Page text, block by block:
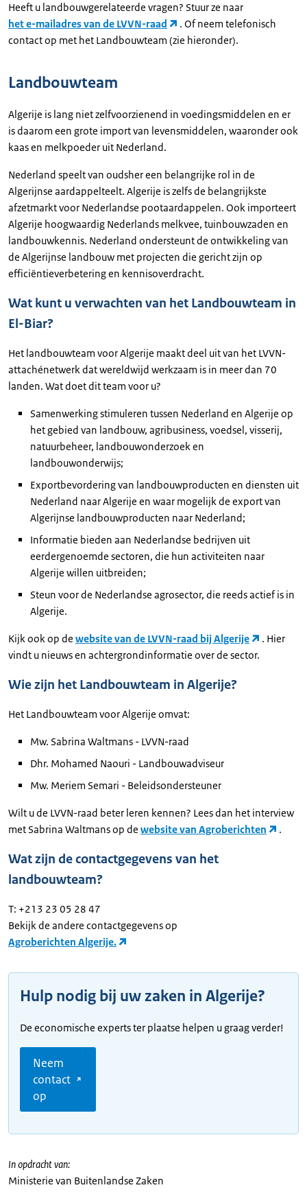
Heeft u landbouwgerelateerde vragen? Stuur ze naar
het e-mailadres van de LVVN-raad
. Of neem telefonisch
contact op met het Landbouwteam (zie hieronder).
Landbouwteam
Algerije is lang niet zelfvoorzienend in voedingsmiddelen en er
is daarom een grote import van levensmiddelen, waaronder ook
kaas en melkpoeder uit Nederland.
Nederland speelt van oudsher een belangrijke rol in de
Algerijnse aardappelteelt. Algerije is zelfs de belangrijkste
afzetmarkt voor Nederlandse pootaardappelen. Ook importeert
Algerije hoogwaardig Nederlands melkvee, tuinbouwzaden en
landbouwkennis. Nederland ondersteunt de ontwikkeling van
de Algerijnse landbouw met projecten die gericht zijn op
efficiëntieverbetering en kennisoverdracht.
Wat kunt u verwachten van het Landbouwteam in
El-Biar?
Het landbouwteam voor Algerije maakt deel uit van het LVVN-
attachénetwerk dat wereldwijd werkzaam is in meer dan 70
landen. Wat doet dit team voor u?
Samenwerking stimuleren tussen Nederland en Algerije op
het gebied van landbouw, agribusiness, voedsel, visserij,
natuurbeheer, landbouwonderzoek en
landbouwonderwijs;
Exportbevordering van landbouwproducten en diensten uit
Nederland naar Algerije en waar mogelijk de export van
Algerijnse landbouwproducten naar Nederland;
Informatie bieden aan Nederlandse bedrijven uit
eerdergenoemde sectoren, die hun activiteiten naar
Algerije willen uitbreiden;
Steun voor de Nederlandse agrosector, die reeds actief is in
Algerije.
Kijk ook op de website van de LVVN-raad bij Algerije
. Hier
vindt u nieuws en achtergrondinformatie over de sector.
Wie zijn het Landbouwteam in Algerije?
Het Landbouwteam voor Algerije omvat:
Mw. Sabrina Waltmans - LVVN-raad
Dhr. Mohamed Naouri - Landbouwadviseur
Mw. Meriem Semari - Beleidsondersteuner
Wilt u de LVVN-raad beter leren kennen? Lees dan het interview
met Sabrina Waltmans op de website van Agroberichten .
Wat zijn de contactgegevens van het
landbouwteam?
T: +213 23 05 28 47
Bekijk de andere contactgegevens op
Agroberichten Algerije.
Hulp nodig bij uw zaken in Algerije?
De economische experts ter plaatse helpen u graag verder!
Neem
contact
op
In opdracht van:
Ministerie van Buitenlandse Zaken